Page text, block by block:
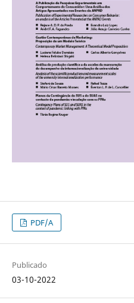
PDF/A
Publicado
03-10-2022